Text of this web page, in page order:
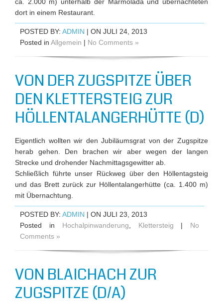
dort in einem Restaurant.
POSTED BY: ADMIN | ON JULI 24, 2013
Posted in Allgemein | No Comments »
VON DER ZUGSPITZE ÜBER
DEN KLETTERSTEIG ZUR
HÖLLENTALANGERHÜTTE (D)
Eigentlich wollten wir den Jubiläumsgrat von der Zugspitze
herab gehen. Den brachen wir aber wegen der langen
Strecke und drohender Nachmittagsgewitter ab.
Schließlich führte unser Rückweg über den Höllentagsteig
und das Brett zurück zur Höllentalangerhütte (ca. 1.400 m)
mit Übernachtung.
POSTED BY: ADMIN | ON JULI 23, 2013
Posted in Hochalpinwanderung Klettersteig | No
Comments »
VON BLAICHACH ZUR
ZUGSPITZE (D/A)